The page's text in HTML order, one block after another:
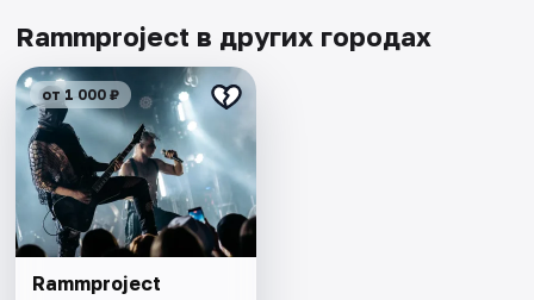
Rammproject в других городах
от 1 000 ₽
Rammproject